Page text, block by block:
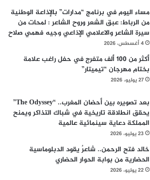
مساء اليوم في برنامج “مدارات” بالإذاعة الوطنية
من الرباط: عبق الشعر وروح الشاعر : لمحات من
سيرة الشاعر والاعلامي الإذاعي وجيه فهمي صلاح
4 أغسطس، 2026
أكثر من 100 ألف متفرج في حفل راغب علامة
بختام مهرجان “تيميتار”
27 يوليو، 2026
بعد تصويره بين أحضان المغرب.. “The Odyssey”
يحقق انطلاقة تاريخية في شباك التذاكر ويمنح
المملكة دعاية سينمائية عالمية
23 يوليو، 2026
خالد فتح الرحمن.. شاعرٌ يقود الدبلوماسية
الحضارية من بوابة الحوار الحضاري
22 يوليو، 2026